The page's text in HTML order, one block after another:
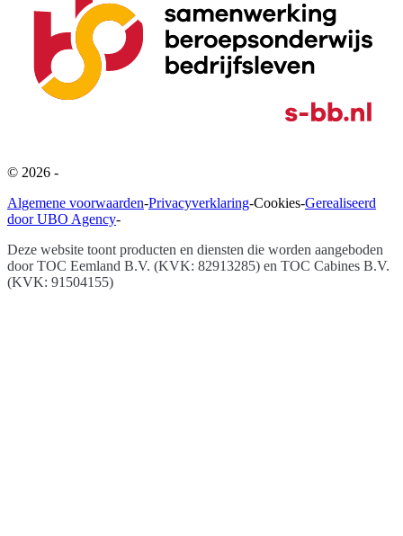
© 2026 -
Algemene voorwaarden-Privacyverklaring-Cookies-Gerealiseerd
door UBO Agency-
Deze website toont producten en diensten die worden aangeboden
doorTOC Eemland B.V. (KVK: 82913285) en TOC Cabines B.V.
(KVK: 91504155)